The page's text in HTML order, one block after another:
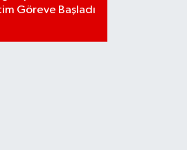
Göreve Başladı